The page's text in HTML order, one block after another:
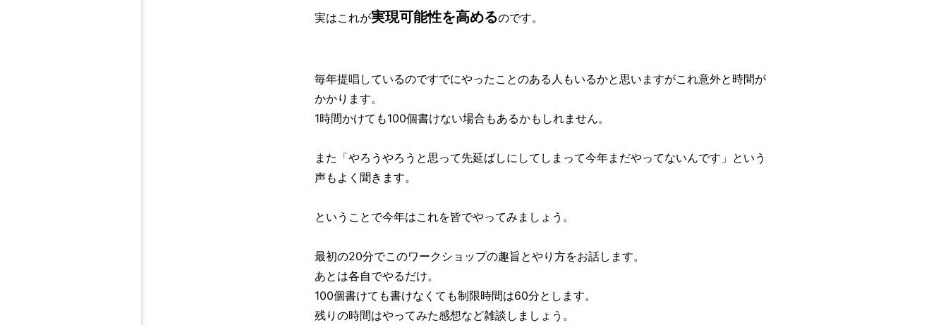
実はこれが実現可能性を高めるのです。
毎年提唱しているのですでにやったことのある人もいるかと思いますがこれ意外と時間が
かかります。
1時間かけても100個書けない場合もあるかもしれません。
また「やろうやろうと思って先延ばしにしてしまって今年まだやってないんです」という
声もよく聞きます。
ということで今年はこれを皆でやってみましょう。
最初の20分でこのワークショップの趣旨とやり方をお話します。
あとは各自でやるだけ。
100個書けても書けなくても制限時間は60分とします。
残りの時間はやってみた感想など雑談しましょう。